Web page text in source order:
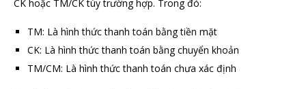
CK hoặc TM/CK tùy trường hợp. Trong đó:
TM: Là hình thức thanh toán bằng tiền mặt
CK: Là hình thức thanh toán bằng chuyển khoản
TM/CM: Là hình thức thanh toán chưa xác định